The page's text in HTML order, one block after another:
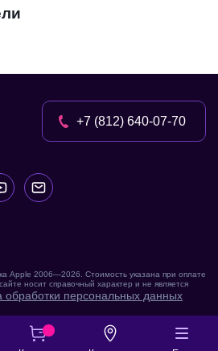
+7 (812) 640-07-70
Apple 2006—2026. Стоимость указана при оплате
носит справочный характер и не является
обработки персональных данных